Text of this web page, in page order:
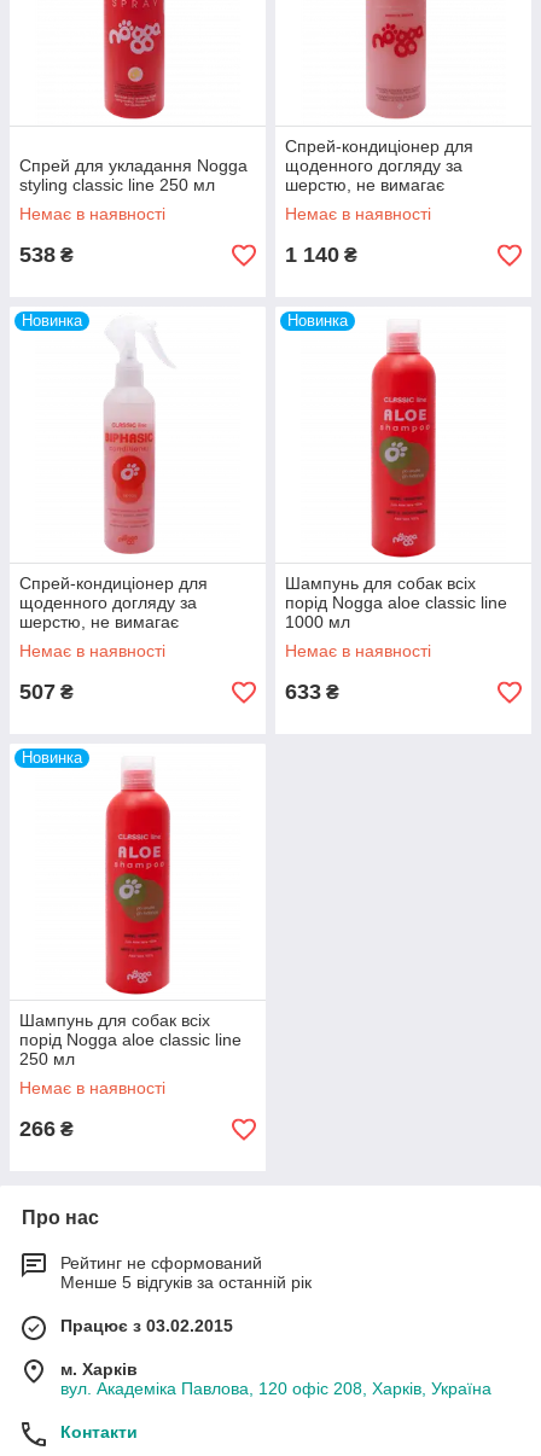
Спрей для укладання Nogga
styling classic line 250 мл
Немає в наявності
538 ₴
Спрей-кондиціонер для
щоденного догляду за
шерстю, не вимагає
змивання Nogga biphasic
classic line 1000 мл
Немає в наявності
1 140 ₴
Новинка
Спрей-кондиціонер для
щоденного догляду за
шерстю, не вимагає
змивання Nogga biphasic
classic line 250 мл
Немає в наявності
507 ₴
Новинка
Шампунь для собак всіх
порід Nogga aloe classic line
1000 мл
Немає в наявності
633 ₴
Новинка
Шампунь для собак всіх
порід Nogga aloe classic line
250 мл
Немає в наявності
266 ₴
Про нас
Рейтинг не сформований
Менше 5 відгуків за останній рік
Працює з 03.02.2015
м. Харків
вул. Академіка Павлова, 120 офіс 208, Харків, Україна
Контакти